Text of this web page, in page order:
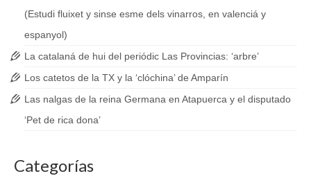
(Estudi fluixet y sinse esme dels vinarros, en valenciá y
espanyol)
La catalaná de hui del periódic Las Provincias: ‘arbre’
Los catetos de la TX y la ‘clóchina’ de Amparín
Las nalgas de la reina Germana en Atapuerca y el disputado
‘Pet de rica dona’
Categorías